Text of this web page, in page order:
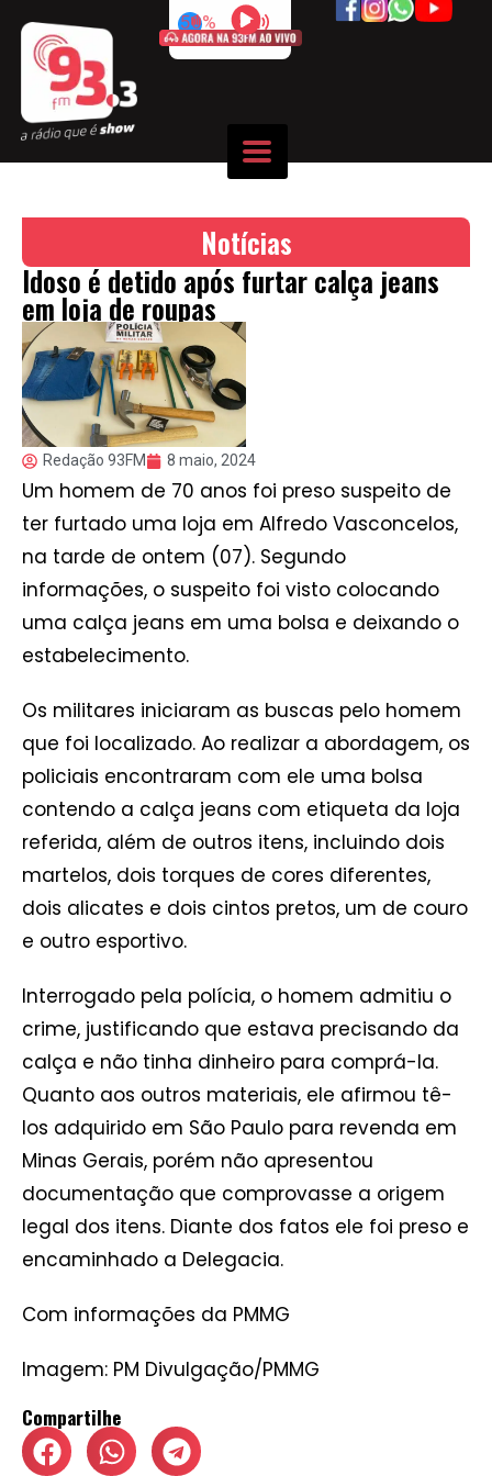
50%
Notícias
Idoso é detido após furtar calça jeans
em loja de roupas
Redação 93FM 8 maio, 2024
Um homem de 70 anos foi preso suspeito de
ter furtado uma loja em Alfredo Vasconcelos,
na tarde de ontem (07). Segundo
informações, o suspeito foi visto colocando
uma calça jeans em uma bolsa e deixando o
estabelecimento.
Os militares iniciaram as buscas pelo homem
que foi localizado. Ao realizar a abordagem, os
policiais encontraram com ele uma bolsa
contendo a calça jeans com etiqueta da loja
referida, além de outros itens, incluindo dois
martelos, dois torques de cores diferentes,
dois alicates e dois cintos pretos, um de couro
e outro esportivo.
Interrogado pela polícia, o homem admitiu o
crime, justificando que estava precisando da
calça e não tinha dinheiro para comprá-la.
Quanto aos outros materiais, ele afirmou tê-
los adquirido em São Paulo para revenda em
Minas Gerais, porém não apresentou
documentação que comprovasse a origem
legal dos itens. Diante dos fatos ele foi preso e
encaminhado a Delegacia.
Com informações da PMMG
Imagem: PM Divulgação/PMMG
Compartilhe